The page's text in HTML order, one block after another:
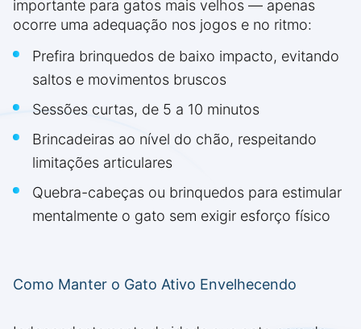
importante para gatos mais velhos — apenas
ocorre uma adequação nos jogos e no ritmo:
Prefira brinquedos de baixo impacto, evitando
saltos e movimentos bruscos
Sessões curtas, de 5 a 10 minutos
Brincadeiras ao nível do chão, respeitando
limitações articulares
Quebra-cabeças ou brinquedos para estimular
mentalmente o gato sem exigir esforço físico
Como Manter o Gato Ativo Envelhecendo